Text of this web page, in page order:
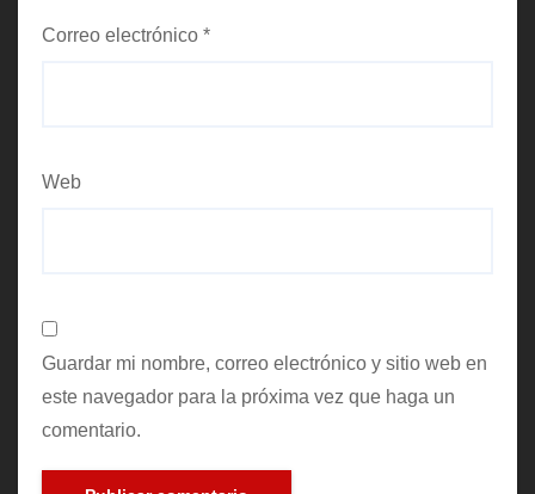
Correo electrónico *
Web
Guardar mi nombre, correo electrónico y sitio web en
este navegador para la próxima vez que haga un
comentario.